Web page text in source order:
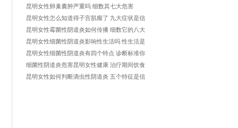
昆明女性卵巢囊肿严重吗 细数其七大危害
昆明女性怎么知道得子宫肌瘤了 九大症状是信
昆明女性霉菌性阴道炎如何传播 细数它的八大
昆明女性细菌性阴道炎影响性生活吗 性生活是
昆明女性细菌性阴道炎有四个特点 诊断标准你
细菌性阴道炎危害昆明女性健康 治疗期间饮食
昆明女性如何判断滴虫性阴道炎 五个特征是信